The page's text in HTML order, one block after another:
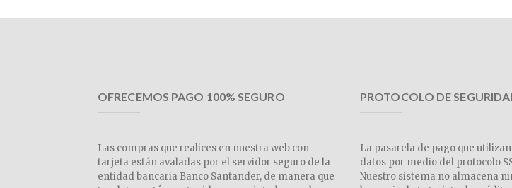
OFRECEMOS PAGO 100% SEGURO
Las compras que realices en nuestra web con
tarjeta están avaladas por el servidor seguro de la
entidad bancaria Banco Santander, de manera que
PROTOCOLO DE
La pasarela de pago que
datos por medio del protocolo
Nuestro sistema no almacena